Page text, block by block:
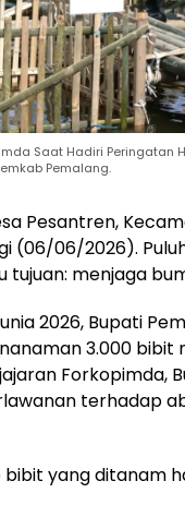
Saat Hadiri Peringatan
Pemalang.
Pesantren,
(06/06/2026).
menjaga
2026, Bupati
3.000 bibit
Forkopimda,
terhadap
yang ditanam